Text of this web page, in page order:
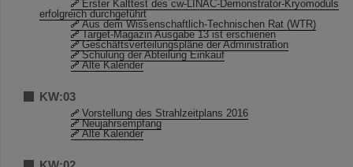
Erster Kalttest des cw-LINAC-Demonstrator-Kryomoduls
erfolgreich durchgeführt
Aus dem Wissenschaftlich-Technischen Rat (WTR)
Target-Magazin Ausgabe 13 ist erschienen
Geschäftsverteilungspläne der Administration
Schulung der Abteilung Einkauf
Alte Kalender
KW:03
Vorstellung des Strahlzeitplans 2016
Neujahrsempfang
Alte Kalender